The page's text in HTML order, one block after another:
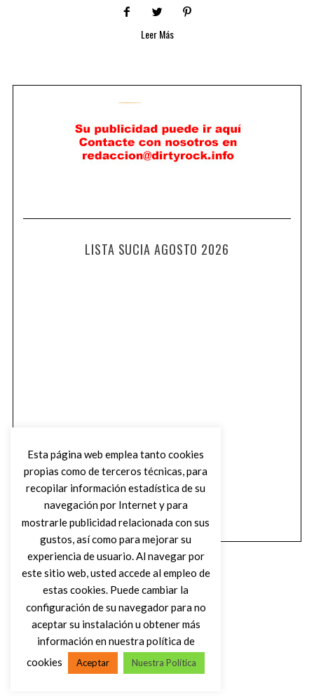
Leer Más
LISTA SUCIA AGOSTO 2026
VOLVER AL INICIO
Esta página web emplea tanto cookies
propias como de terceros técnicas, para
recopilar información estadística de su
navegación por Internet y para
mostrarle publicidad relacionada con sus
gustos, así como para mejorar su
experiencia de usuario. Al navegar por
este sitio web, usted accede al empleo de
estas cookies. Puede cambiar la
configuración de su navegador para no
aceptar su instalación u obtener más
información en nuestra política de
cookies
Aceptar Nuestra Política